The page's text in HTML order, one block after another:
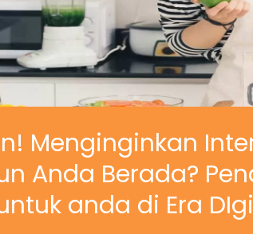
Menginginkan
Anda Berada?
anda di Era